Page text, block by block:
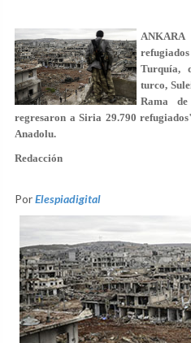
Turquía,
turco,
Rama
regresaron a Siria 29.790
Anadolu.
Redacción
PorElespiadigital